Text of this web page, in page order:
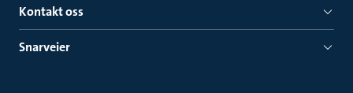
Kontakt oss
Snarveier